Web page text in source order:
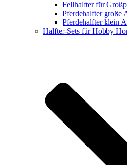
Fellhalfter für
Pferdehalfter große
Pferdehalfter klein
Halfter-Sets für Hobby